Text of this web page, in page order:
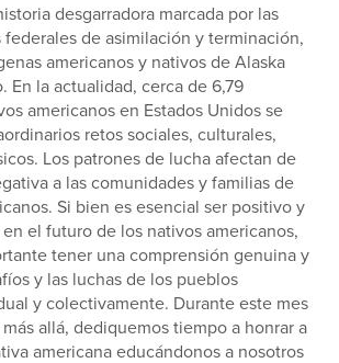
desgarradora marcada por las
de asimilación y terminación,
americanos y nativos de Alaska
En la actualidad, cerca de 6,79
americanos en Estados Unidos se
retos sociales, culturales,
Los patrones de lucha afectan de
a las comunidades y familias de
Si bien es esencial ser positivo y
el futuro de los nativos americanos,
tener una comprensión genuina y
y las luchas de los pueblos
y colectivamente. Durante este mes
allá, dediquemos tiempo a honrar a
americana educándonos a nosotros